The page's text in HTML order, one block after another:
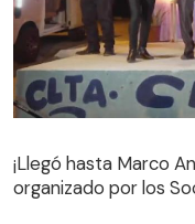
organizado por los
¡Llegó hasta Marco
organizado por los